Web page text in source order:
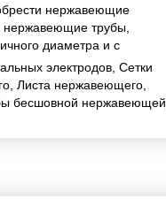
нержавеющие
трубы,
диаметра и с
прокат, сортов...
электродов, Сетки
Листа нержавеющего,
бесшовной нержавеющей,